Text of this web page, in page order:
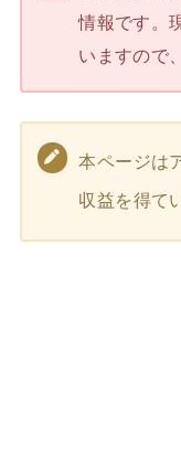
情報です。
いますので
本ページは
収益を得て